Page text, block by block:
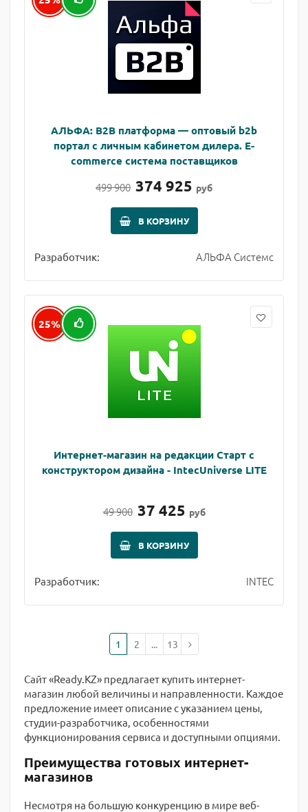
АЛЬФА: B2B платформа — оптовый b2b
портал с личным кабинетом дилера. E-
commerce система поставщиков
499 900 374 925 руб
В КОРЗИНУ
Разработчик: АЛЬФА Системс
25%
Интернет-магазин на редакции Старт с
конструктором дизайна - IntecUniverse LITE
49 900 37 425 руб
В КОРЗИНУ
Разработчик: INTEC
1 2 ... 13
Сайт «Ready.KZ» предлагает купить интернет-
магазин любой величины и направленности. Каждое
предложение имеет описание с указанием цены,
студии-разработчика, особенностями
функционирования сервиса и доступными опциями.
Преимущества готовых интернет-
магазинов
Несмотря на большую конкуренцию в мире веб-